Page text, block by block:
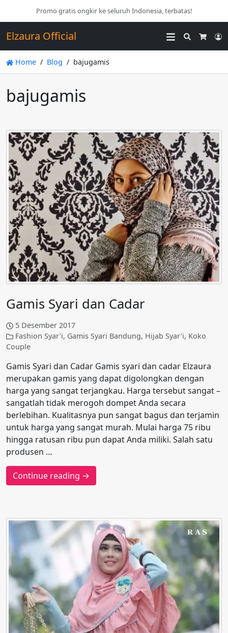
Promo gratis ongkir ke seluruh Indonesia, terbatas!
Elzaura Official
Search
Home Blog bajugamis
bajugamis
Gamis Syari dan Cadar
5 Desember 2017
Fashion Syar'i, Gamis Syari Bandung, Hijab Syar'i, Koko
Couple
Gamis Syari dan Cadar Gamis syari dan cadar Elzaura
merupakan gamis yang dapat digolongkan dengan
harga yang sangat terjangkau. Harga tersebut sangat –
sangatlah tidak merogoh dompet Anda secara
berlebihan. Kualitasnya pun sangat bagus dan terjamin
untuk harga yang sangat murah. Mulai harga 75 ribu
hingga ratusan ribu pun dapat Anda miliki. Salah satu
produsen …
Continue reading →